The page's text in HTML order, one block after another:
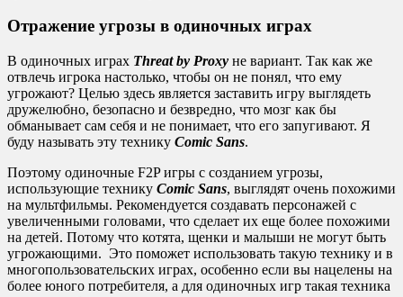
Отражение угрозы в одиночных играх
В одиночных играх Threat by Proxy не вариант. Так как же
отвлечь игрока настолько, чтобы он не понял, что ему
угрожают? Целью здесь является заставить игру выглядеть
дружелюбно, безопасно и безвредно, что мозг как бы
обманывает сам себя и не понимает, что его запугивают. Я
буду называть эту технику Comic Sans.
Поэтому одиночные F2P игры с созданием угрозы,
использующие технику Comic Sans, выглядят очень похожими
на мультфильмы. Рекомендуется создавать персонажей с
увеличенными головами, что сделает их еще более похожими
на детей. Потому что котята, щенки и малыши не могут быть
угрожающими. Это поможет использовать такую технику и в
многопользовательских играх, особенно если вы нацелены на
более юного потребителя, а для одиночных игр такая техника